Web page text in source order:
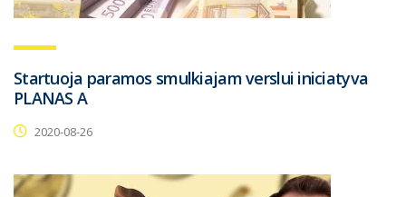
Startuoja paramos smulkiajam verslui iniciatyva
PLANAS A
2020-08-26